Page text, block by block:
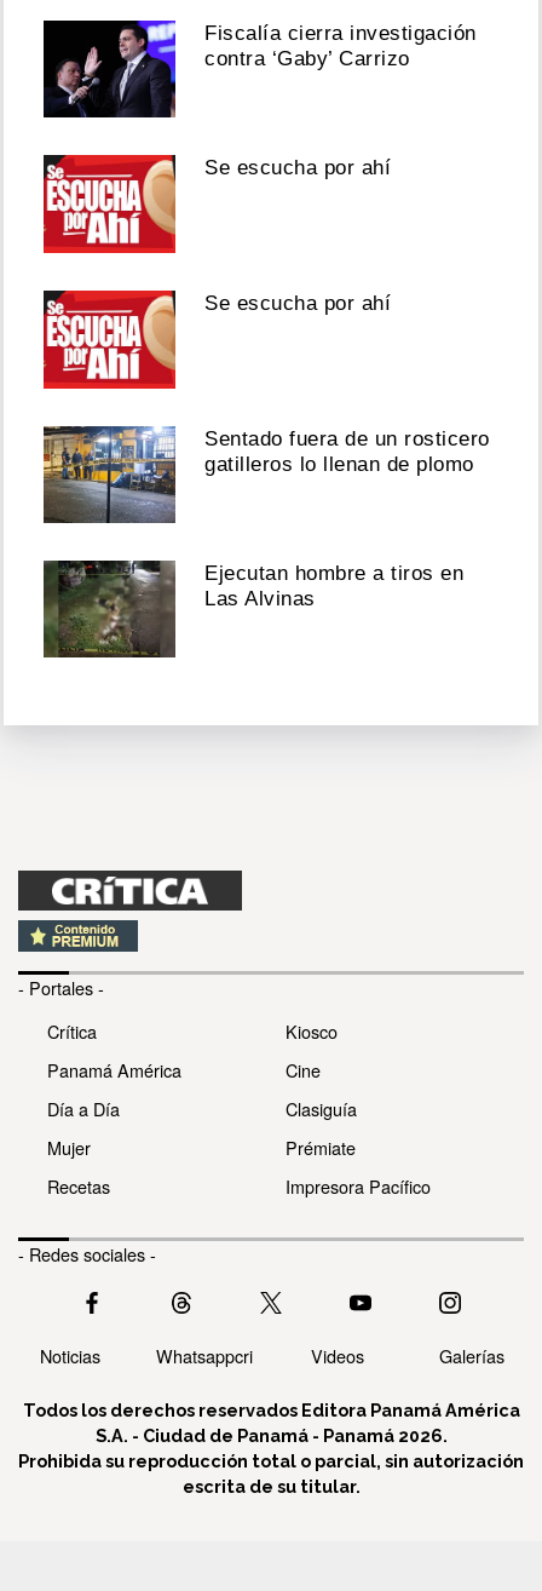
Fiscalía cierra investigación
contra ‘Gaby’ Carrizo
Se escucha por ahí
Se escucha por ahí
Sentado fuera de un rosticero
gatilleros lo llenan de plomo
Ejecutan hombre a tiros en
Las Alvinas
- Portales -
Crítica
Panamá América
Día a Día
Mujer
Recetas
Kiosco
Cine
Clasiguía
Prémiate
Impresora Pacífico
- Redes sociales -
Noticias Whatsappcri Videos Galerías
Todos los derechos reservados Editora Panamá América
S.A. - Ciudad de Panamá - Panamá 2026.
Prohibida su reproducción total o parcial, sin autorización
escrita de su titular.